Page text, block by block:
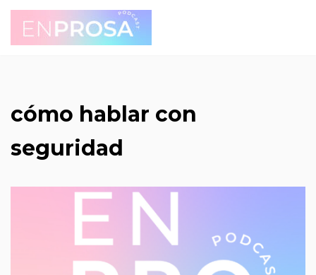
Saltar
cómo hablar con
seguridad